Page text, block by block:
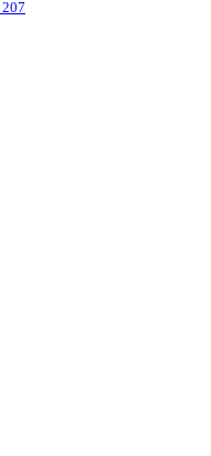
207